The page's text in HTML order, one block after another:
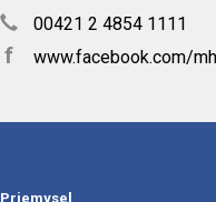
00421 2 4854 1111
f www.facebook.com/
Priemysel